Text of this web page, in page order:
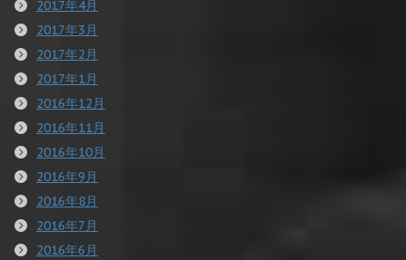
2017年4月
2017年3月
2017年2月
2017年1月
2016年12月
2016年11月
2016年10月
2016年9月
2016年8月
2016年7月
2016年6月